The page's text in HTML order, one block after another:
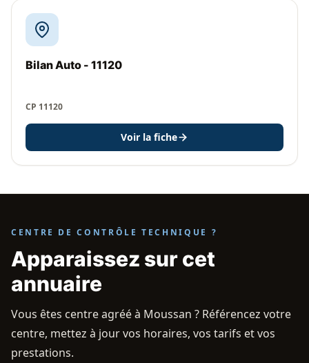
Bilan Auto - 11120
CP 11120
Voir la fiche
CENTRE DE CONTRÔLE TECHNIQUE ?
Apparaissez sur cet
annuaire
Vous êtes centre agréé à Moussan ? Référencez votre
centre, mettez à jour vos horaires, vos tarifs et vos
prestations.